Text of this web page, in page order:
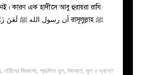
কারণ এক হাদীসে আবু হুরায়রা রাযি.
বলেন, أن رسول الله ﷺ لَعَنَ زَوَّاراتِ القبور রাসূলুল্লাহ ﷺ
, নারীদের জিজ্ঞাসা, প্রচলিত ভুল, বিদআত, ভুল ও ভ্রান্ত